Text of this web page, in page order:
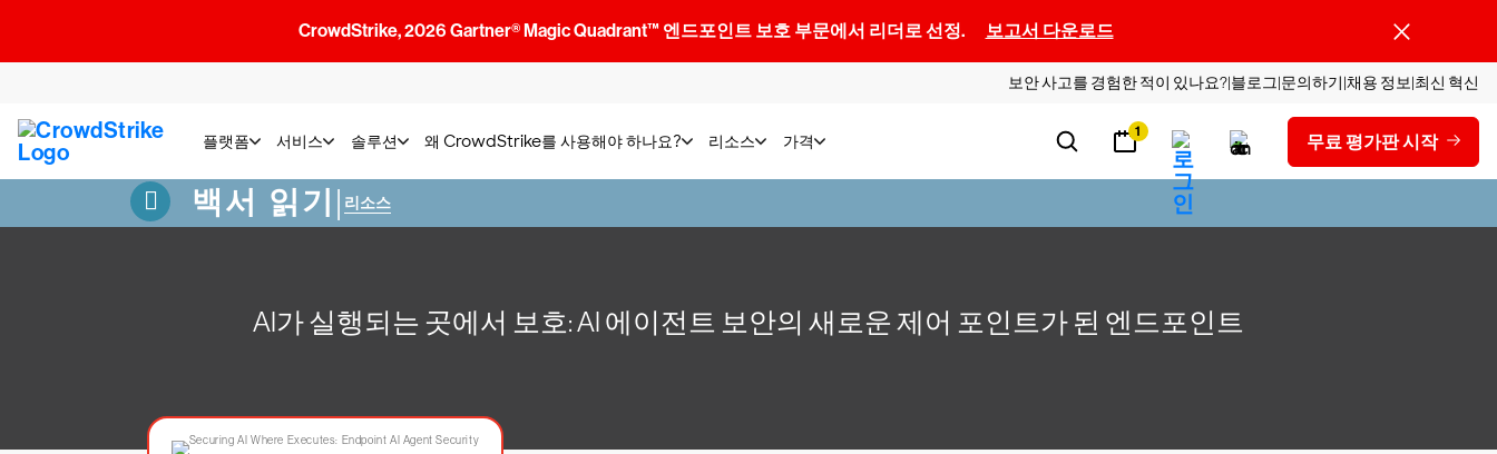
CrowdStrike, 2026 Gartner® Magic Quadrant™ 엔드포인트 보호 부문에서 리더로 선정. 보고서 다운로드
보안 사고를 경험한 적이 있나요? 블로그 문의하기 채용 정보 최신 혁신
플랫폼 서비스 솔루션 왜 CrowdStrike를 사용해야 하나요? 리소스 가격 1 무료 평가판 시작
백서 읽기| 리소스
AI가 실행되는 곳에서 보호: AI 에이전트 보안의 새로운 제어 포인트가 된 엔드포인트